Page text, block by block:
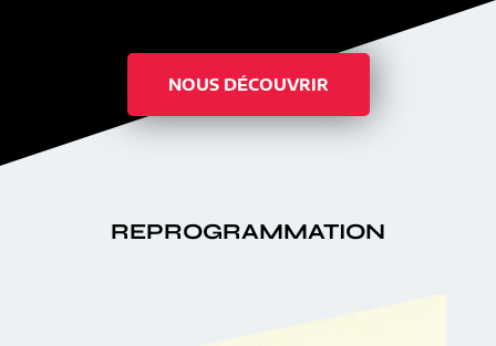
NOUS DÉCOUVRIR
REPROGRAMMATION